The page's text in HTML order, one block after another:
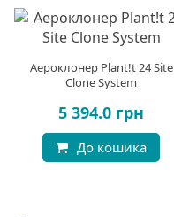
Аероклонер Plant!t 24 Site
Clone System
5 394.0 грн
До кошика